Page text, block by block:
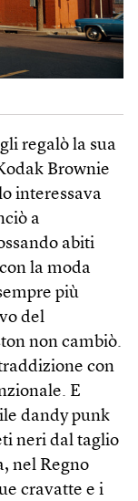
regalò la sua
Brownie
interessava
a
abiti
la moda
più
del
non cambiò.
con
E
dandy punk
neri dal taglio
nel Regno
cravatte e i